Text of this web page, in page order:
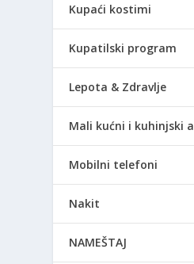
Kupaći kostimi
Kupatilski program
Lepota & Zdravlje
Mali kućni i kuhinjski
Mobilni telefoni
Nakit
NAMEŠTAJ